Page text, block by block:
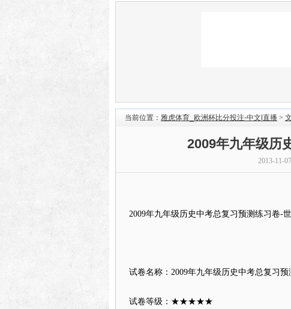
当前位置： 雅虎体育_欧洲杯比分投注-中文|直播 >
2009年九年级历
2013-11-
2009年九年级历史中考总复习预测练习卷-
试卷名称：2009年九年级历史中考总复习
试卷等级：★★★★★